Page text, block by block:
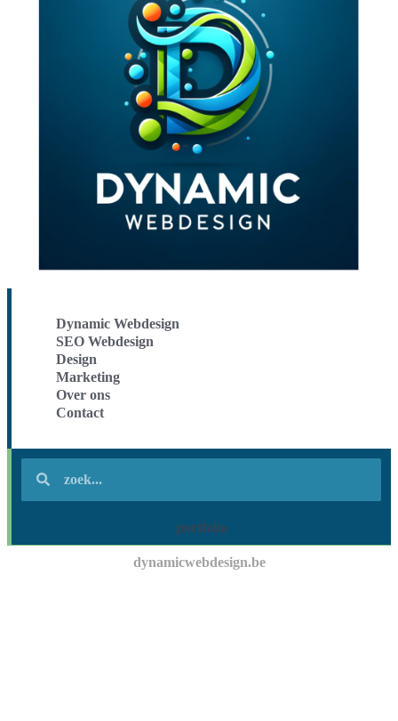
Dynamic Webdesign
SEO Webdesign
Design
Marketing
Over ons
Contact
portfolio
dynamicwebdesign.be